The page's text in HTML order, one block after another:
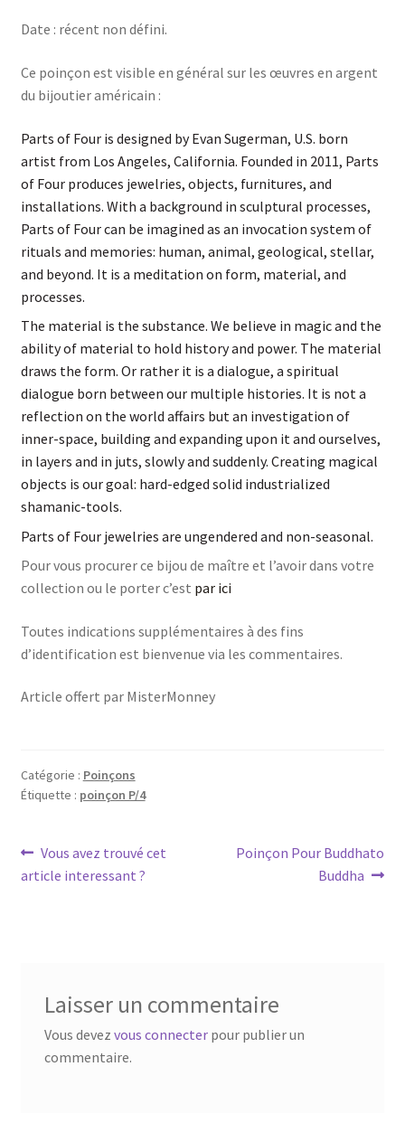
Date : récent non défini.
Ce poinçon est visible en général sur les œuvres en argent
du bijoutier américain :
Parts of Four is designed by Evan Sugerman, U.S. born
artist from Los Angeles, California. Founded in 2011, Parts
of Four produces jewelries, objects, furnitures, and
installations. With a background in sculptural processes,
Parts of Four can be imagined as an invocation system of
rituals and memories: human, animal, geological, stellar,
and beyond. It is a meditation on form, material, and
processes.
The material is the substance. We believe in magic and the
ability of material to hold history and power. The material
draws the form. Or rather it is a dialogue, a spiritual
dialogue born between our multiple histories. It is not a
reflection on the world affairs but an investigation of
inner-space, building and expanding upon it and ourselves,
in layers and in juts, slowly and suddenly. Creating magical
objects is our goal: hard-edged solid industrialized
shamanic-tools.
Parts of Four jewelries are ungendered and non-seasonal.
Pour vous procurer ce bijou de maître et l’avoir dans votre
collection ou le porter c’est par ici
Toutes indications supplémentaires à des fins
d’identification est bienvenue via les commentaires.
Article offert par MisterMonney
Catégorie : Poinçons
Étiquette : poinçon P/4
Vous avez trouvé cet
article interessant ?
Poinçon Pour Buddhato
Buddha
Laisser un commentaire
Vous devez vous connecterpour publier un
commentaire.